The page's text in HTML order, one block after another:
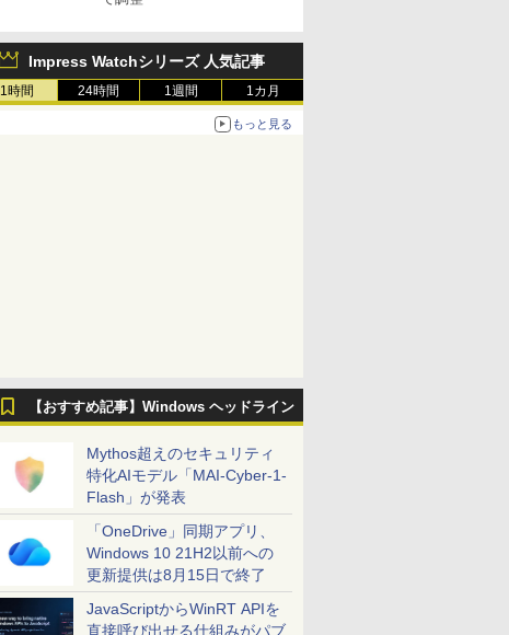
Impress Watchシリーズ 人気記事
1時間 24時間 1週間 1カ月
もっと見る
【おすすめ記事】Windows ヘッドライン
Mythos超えのセキュリティ
特化AIモデル「MAI-Cyber-1-
Flash」が発表
「OneDrive」同期アプリ、
Windows 10 21H2以前への
更新提供は8月15日で終了
JavaScriptからWinRT APIを
直接呼び出せる仕組みがパブ